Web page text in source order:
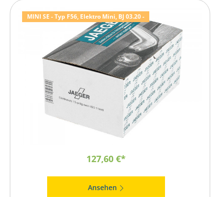
MINI SE - Typ F56, Elektro Mini, BJ 03.20 -
127,60 €*
Ansehen